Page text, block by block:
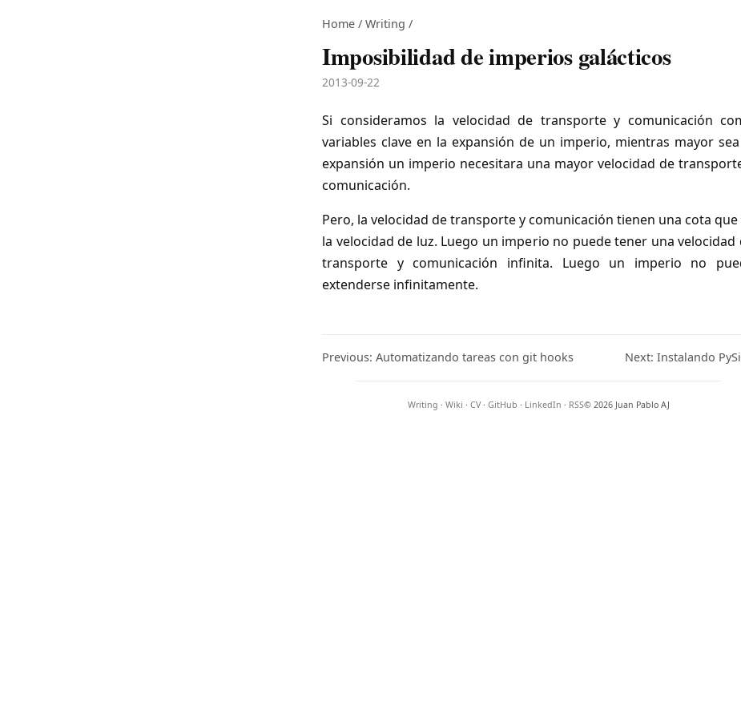
Home / Writing /
Imposibilidad de imperios galácticos
2013-09-22
Si consideramos la velocidad de transporte y comunicación
variables clave en la expansión de un imperio, mientras mayor
expansión un imperio necesitara una mayor velocidad de
comunicación.
Pero, la velocidad de transporte y comunicación tienen una cota que
la velocidad de luz. Luego un imperio no puede tener una velocidad
transporte y comunicación infinita. Luego un imperio no
extenderse infinitamente.
Previous: Automatizando tareas con git hooks Next: Instalando
Writing · Wiki · CV· GitHub · LinkedIn · RSS© 2026 Juan Pablo AJ